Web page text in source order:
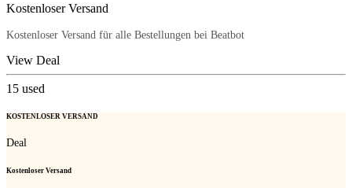
Kostenloser Versand
Kostenloser Versand für alle Bestellungen bei Beatbot
View Deal
15 used
KOSTENLOSER VERSAND
Deal
Kostenloser Versand